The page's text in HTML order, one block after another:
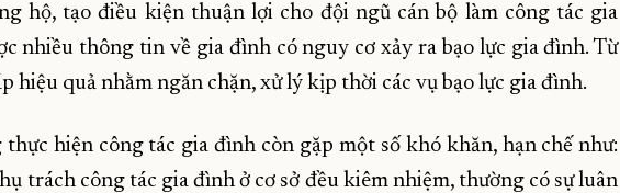
hộ, tạo điều kiện thuận lợi cho đội ngũ cán bộ làm công tác gia
nhiều thông tin về gia đình có nguy cơ xảy ra bạo lực gia đình. Từ
hiệu quả nhằm ngăn chặn, xử lý kịp thời các vụ bạo lực gia đình.
hiện công tác gia đình còn gặp một số khó khăn, hạn chế như:
trách công tác gia đình ở cơ sở đều kiêm nhiệm, thường có sự luân